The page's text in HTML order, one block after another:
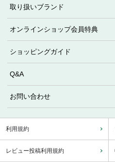
取り扱いブランド
オンラインショップ会員特典
ショッピングガイド
Q&A
お問い合わせ
利用規約
レビュー投稿利用規約